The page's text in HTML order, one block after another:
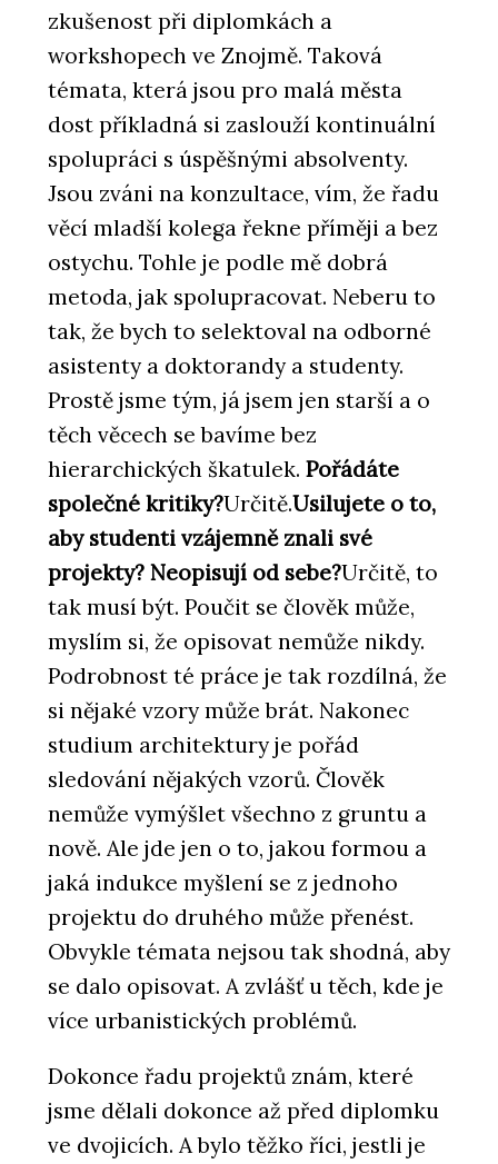
zkušenost při diplomkách a
workshopech ve Znojmě. Taková
témata, která jsou pro malá města
dost příkladná si zaslouží kontinuální
spolupráci s úspěšnými absolventy.
Jsou zváni na konzultace, vím, že řadu
věcí mladší kolega řekne příměji a bez
ostychu. Tohle je podle mě dobrá
metoda, jak spolupracovat. Neberu to
tak, že bych to selektoval na odborné
asistenty a doktorandy a studenty.
Prostě jsme tým, já jsem jen starší a o
těch věcech se bavíme bez
hierarchických škatulek. Pořádáte
společné kritiky?Určitě.Usilujete o to,
aby studenti vzájemně znali své
projekty? Neopisují od sebe?Určitě, to
tak musí být. Poučit se člověk může,
myslím si, že opisovat nemůže nikdy.
Podrobnost té práce je tak rozdílná, že
si nějaké vzory může brát. Nakonec
studium architektury je pořád
sledování nějakých vzorů. Člověk
nemůže vymýšlet všechno z gruntu a
nově. Ale jde jen o to, jakou formou a
jaká indukce myšlení se z jednoho
projektu do druhého může přenést.
Obvykle témata nejsou tak shodná, aby
se dalo opisovat. A zvlášť u těch, kde je
více urbanistických problémů.
Dokonce řadu projektů znám, které
jsme dělali dokonce až před diplomku
ve dvojicích. A bylo těžko říci, jestli je